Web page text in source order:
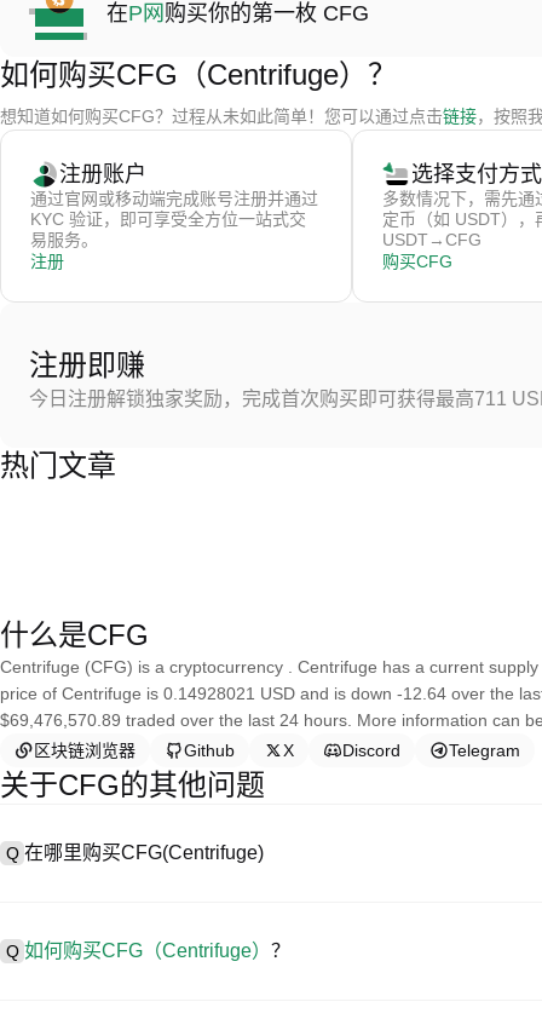
在P网 购买你的第一枚 CFG
如何购买CFG（Centrifuge）？
想知道如何购买CFG？过程从未如此简单！您可以通过点击链接，按照
注册账户
通过官网或移动端完成账号注册并通过
KYC 验证，即可享受全方位一站式交
易服务。
注册
选择支付方式
多数情况下，需先通
定币（如 USDT），
USDT→CFG
购买CFG
注册即赚
今日注册解锁独家奖励，完成首次购买即可获得最高711
热门文章
什么是CFG
Centrifuge (CFG) is a cryptocurrency . Centrifuge has a current
price of Centrifuge is 0.14928021 USD and is down -12.64 over the
$69,476,570.89 traded over the last 24 hours. More information can
区块链浏览器
Github X Discord Telegram
关于CFG的其他问题
Q 在哪里购买CFG(Centrifuge)
用户轻松交易。例如，P网支持多种代币交易，包括CFG，并提供具
Q 如何购买CFG（Centrifuge） ？